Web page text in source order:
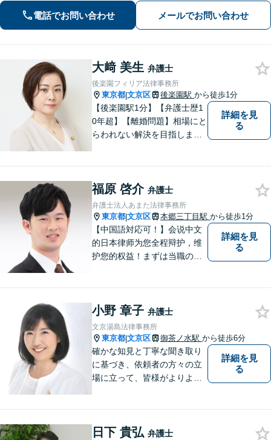
業法務】企業間・企業内のトラブルは
お任せください。安心して経営に集中
できる環境を整えます。【初回相談無
料】
電話でお問い合わせ メールでお問い合わせ
大﨑 美生 弁護士
後楽園フィリア法律事務所
東京都|文京区 後楽園駅 から徒歩1分
【後楽園駅1分】【弁護士歴1
0年超】【離婚問題】相場にと
らわれない解決を目指しま
す。著書あり。事務員任せに
せず弁護士が全ての手続きを
代理します。
詳細を見
る
福原 啓介 弁護士
弁護士法人あまた法律事務所
東京都|文京区 本郷三丁目駅 から徒歩1分
【中国語対応可！】会说中文
的日本律师为您全程辩护，维
护您的权益！まずは当職の直
さい。
詳細を見
る
小野 章子 弁護士
文京湯島法律事務所
東京都|文京区 御茶ノ水駅 から徒歩6分
確かな知見と丁寧な聞き取り
に基づき、依頼者の方々の立
場に立って、皆様がよりよい
詳細を見
る
日下 貴弘 弁護士